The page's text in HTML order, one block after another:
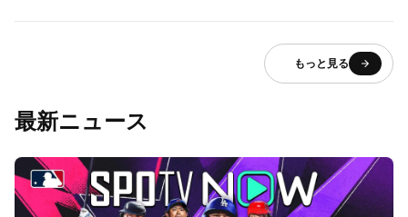
もっと見る
最新ニュース